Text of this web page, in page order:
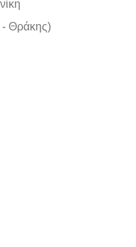
- Θράκης)